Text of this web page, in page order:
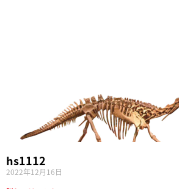
hs1112
2022年12月16日